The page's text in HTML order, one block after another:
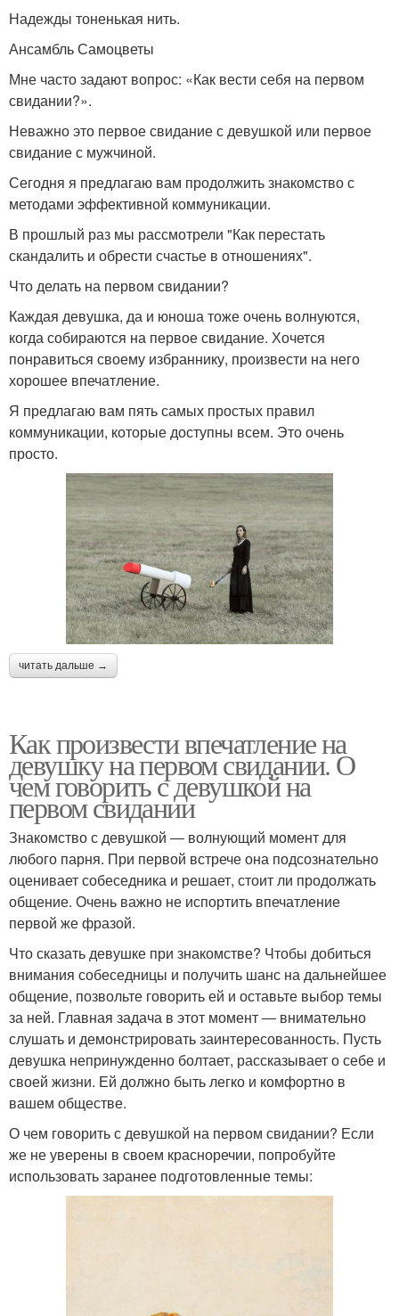
Надежды тоненькая нить.
Ансамбль Самоцветы
Мне часто задают вопрос: «Как вести себя на первом
свидании?».
Неважно это первое свидание с девушкой или первое
свидание с мужчиной.
Сегодня я предлагаю вам продолжить знакомство с
методами эффективной коммуникации.
В прошлый раз мы рассмотрели "Как перестать
скандалить и обрести счастье в отношениях".
Что делать на первом свидании?
Каждая девушка, да и юноша тоже очень волнуются,
когда собираются на первое свидание. Хочется
понравиться своему избраннику, произвести на него
хорошее впечатление.
Я предлагаю вам пять самых простых правил
коммуникации, которые доступны всем. Это очень
просто.
читать дальше →
Как произвести впечатление на
девушку на первом свидании. О
чем говорить с девушкой на
первом свидании
Знакомство с девушкой ― волнующий момент для
любого парня. При первой встрече она подсознательно
оценивает собеседника и решает, стоит ли продолжать
общение. Очень важно не испортить впечатление
первой же фразой.
Что сказать девушке при знакомстве? Чтобы добиться
внимания собеседницы и получить шанс на дальнейшее
общение, позвольте говорить ей и оставьте выбор темы
за ней. Главная задача в этот момент ― внимательно
слушать и демонстрировать заинтересованность. Пусть
девушка непринужденно болтает, рассказывает о себе и
своей жизни. Ей должно быть легко и комфортно в
вашем обществе.
О чем говорить с девушкой на первом свидании? Если
же не уверены в своем красноречии, попробуйте
использовать заранее подготовленные темы: